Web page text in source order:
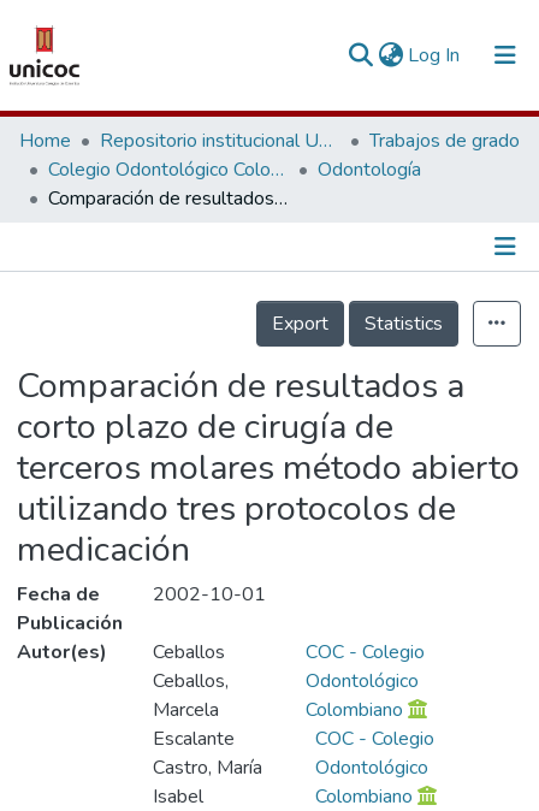
Log In (current)
Communities & Collections
Research Outputs
People
Home Repositorio institucional Unicoc, RI-unicoc
Trabajos de grado
Colegio Odontológico Colombiano
Odontología
Comparación de resultados a corto plazo de cirugía de terceros molares método abierto utilizando tres protocolos de medicación
Información de la Publicación
Export
Statistics
Comparación de resultados a
corto plazo de cirugía de
terceros molares método abierto
utilizando tres protocolos de
medicación
Fecha de
Publicación
2002-10-01
Autor(es)
Ceballos
Ceballos,
Marcela
COC - Colegio
Odontológico
Colombiano
Escalante
Castro, María
Isabel
COC - Colegio
Odontológico
Colombiano